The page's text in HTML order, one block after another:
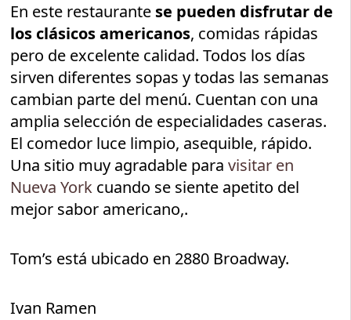
En este restaurante se pueden disfrutar de
los clásicos americanos, comidas rápidas
pero de excelente calidad. Todos los días
sirven diferentes sopas y todas las semanas
cambian parte del menú. Cuentan con una
amplia selección de especialidades caseras.
El comedor luce limpio, asequible, rápido.
Una sitio muy agradable paravisitar en
Nueva York cuando se siente apetito del
mejor sabor americano,.
Tom’s está ubicado en 2880 Broadway.
Ivan Ramen